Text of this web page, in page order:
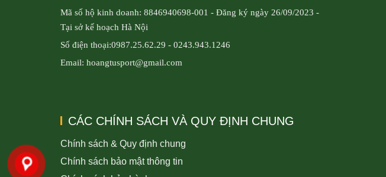
Mã số hộ kinh doanh: 8846940698-001 - Đăng ký ngày 26/09/2023 -
Tại sở kế hoạch Hà Nội
Số điện thoại:0987.25.62.29 - 0243.943.1246
Email: hoangtusport@gmail.com
CÁC CHÍNH SÁCH VÀ QUY ĐỊNH CHUNG
Chính sách & Quy định chung
Chính sách bảo mật thông tin